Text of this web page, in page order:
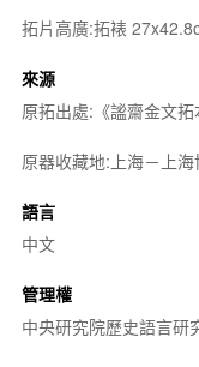
拓片高廣:拓裱
來源
原拓出處:《謐齋金文拓
原器收藏地:上海－上海
語言
中文
管理權
中央研究院歷史語言研